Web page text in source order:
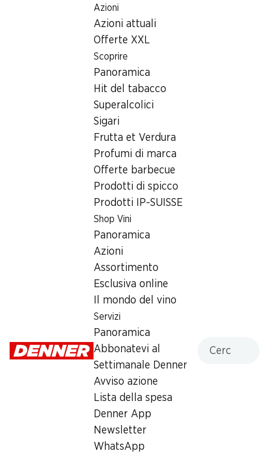
Azioni
Azioni attuali
Offerte XXL
Scoprire
Panoramica
Hit del tabacco
Superalcolici
Sigari
Frutta et Verdura
Profumi di marca
Offerte barbecue
Prodotti di spicco
Prodotti IP-SUISSE
Shop Vini
Panoramica
Azioni
Assortimento
Esclusiva online
Il mondo del vino
Servizi
Panoramica
Abbonatevi al
Settimanale Denner
Avviso azione
Lista della spesa
Denner App
Newsletter
WhatsApp
Ricerca di filiale
Filiale Denner Kantonsstrasse 58, 3902 Glis
3902 Glis, Centre
Commercial Brig Glis
Kantonsstrasse 58, 3902 Glis
Alle indicazioni stradali
Orari di apertura
Martedì 08:00 - 18:30
Orari di apertura speciali